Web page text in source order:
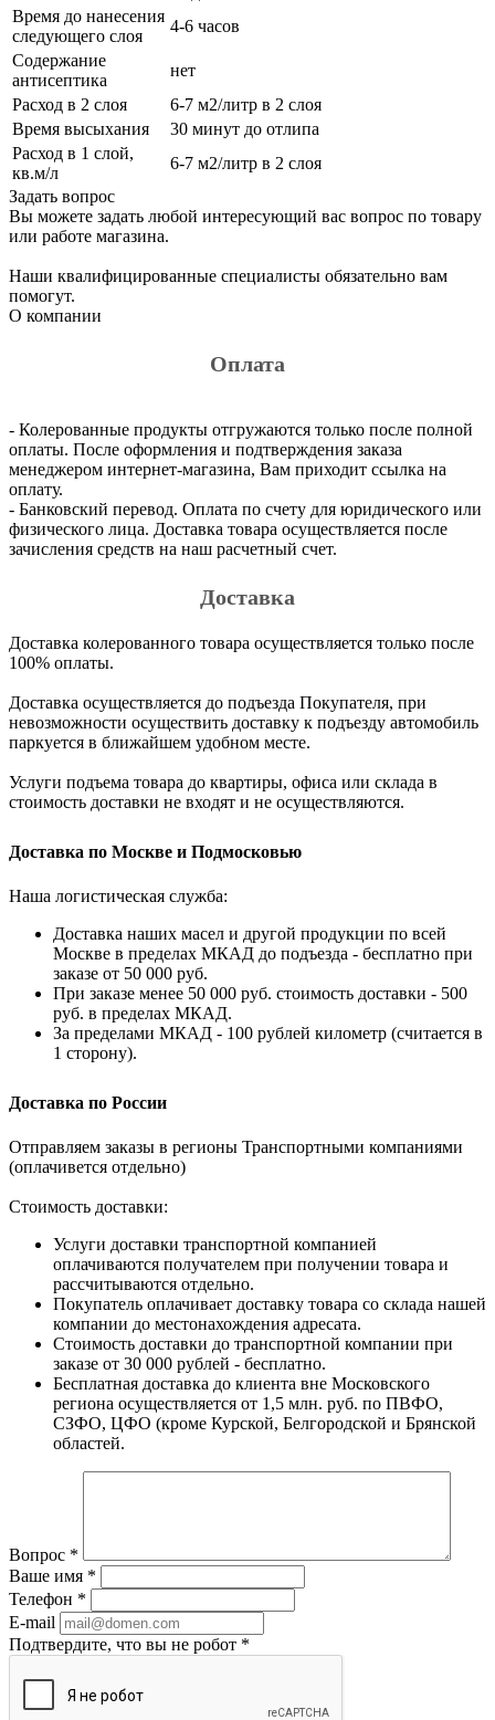
Время до нанесения
следующего слоя
4-6 часов
Содержание
антисептика
нет
Расход в 2 слоя
6-7 м2/литр в 2 слоя
Время высыхания
30 минут до отлипа
Расход в 1 слой,
кв.м/л
6-7 м2/литр в 2 слоя
Задать вопрос
Вы можете задать любой интересующий вас вопрос по товару
или работе магазина.
Наши квалифицированные специалисты обязательно вам
помогут.
О компании
Оплата
- Колерованные продукты отгружаются только после полной
оплаты. После оформления и подтверждения заказа
менеджером интернет-магазина, Вам приходит ссылка на
оплату.
- Банковский перевод. Оплата по счету для юридического или
физического лица. Доставка товара осуществляется после
зачисления средств на наш расчетный счет.
Доставка
Доставка колерованного товара осуществляется только после
100% оплаты.
Доставка осуществляется до подъезда Покупателя, при
невозможности осуществить доставку к подъезду автомобиль
паркуется в ближайшем удобном месте.
Услуги подъема товара до квартиры, офиса или склада в
стоимость доставки не входят и не осуществляются.
Доставка по Москве и Подмосковью
Наша логистическая служба:
Доставка наших масел и другой продукции по всей
Москве в пределах МКАД до подъезда - бесплатно при
заказе от 50 000 руб.
При заказе менее 50 000 руб. стоимость доставки - 500
руб. в пределах МКАД.
За пределами МКАД - 100 рублей километр (считается в
1 сторону).
Доставка по России
Отправляем заказы в регионы Транспортными компаниями
(оплачивется отдельно)
Стоимость доставки:
Услуги доставки транспортной компанией
оплачиваются получателем при получении товара и
рассчитываются отдельно.
Покупатель оплачивает доставку товара со склада нашей
компании до местонахождения адресата.
Стоимость доставки до транспортной компании при
заказе от 30 000 рублей - бесплатно.
Бесплатная доставка до клиента вне Московского
региона осуществляется от 1,5 млн. руб. по ПВФО,
СЗФО, ЦФО (кроме Курской, Белгородской и Брянской
областей.
Вопрос *
Ваше имя *
Телефон *
E-mail
Подтвердите, что вы не робот *